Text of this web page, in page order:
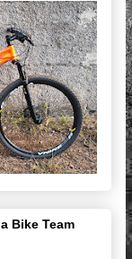
Bike Team